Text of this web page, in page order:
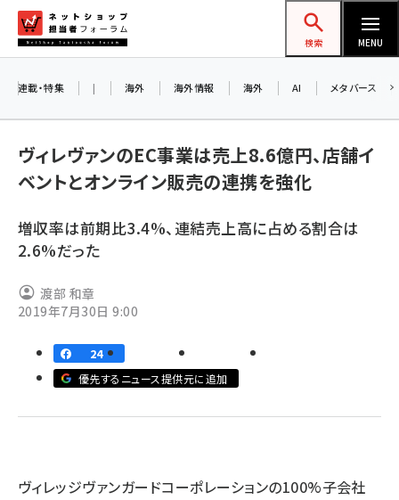
ン
ネットショップ担当者フォーラム
検索 MENU
yahoo (1898)
ecbeing (1205)
base (1070)
連載・特集 | 海外 海外情報 海外 AI メタバース
ヴィレヴァンのEC事業は売上8.6億円、店舗イ
ベントとオンライン販売の連携を強化
増収率は前期比3.4%、連結売上高に占める割合は
2.6%だった
渡部 和章
2019年7月30日 9:00
24
優先するニュース提供元に追加
ヴィレッジヴァンガードコーポレーションの100%子会社
お知ら
AIが
アル